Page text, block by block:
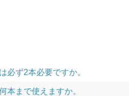
必ず2本必要ですか。
本まで使えますか。